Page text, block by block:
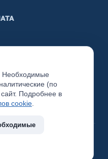
официальный сайт
Необходимые
(по
Подробнее в
cookie